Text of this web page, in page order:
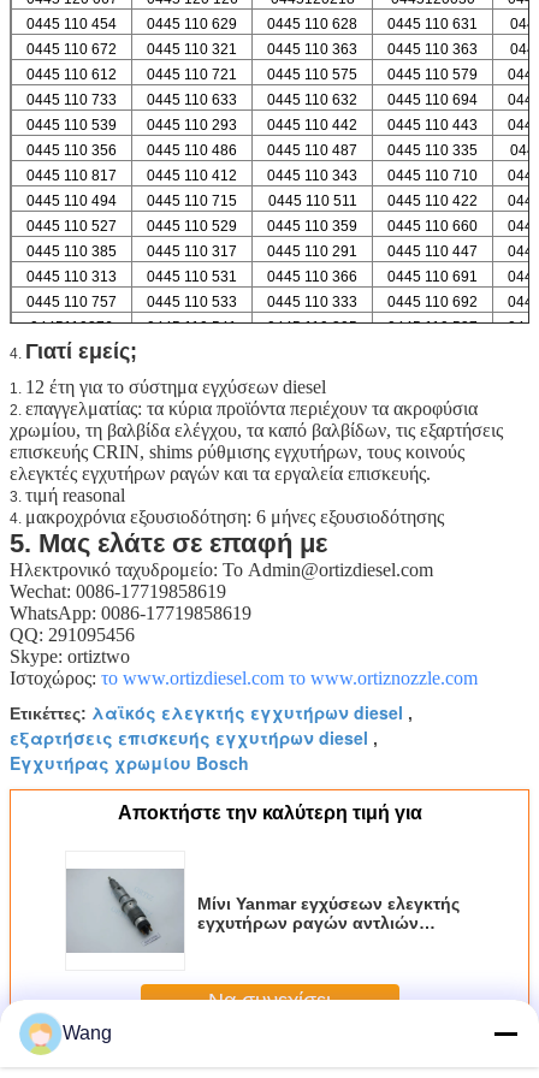
0445 110 454
0445 110 629 0445 110 628 0445 110 631
0445 110 672
0445 110 321 0445 110 363 0445 110 363
0445 110 612
0445 110 721 0445 110 575 0445 110 579
0445 110 733
0445 110 633 0445 110 632 0445 110 694
0445 110 539
0445 110 293 0445 110 442 0445 110 443
0445 110 356
0445 110 486 0445 110 487 0445 110 335
0445 110 817
0445 110 412 0445 110 343 0445 110 710
0445 110 494
0445 110 715 0445 110 511 0445 110 422
0445 110 527
0445 110 529 0445 110 359 0445 110 660
0445 110 385
0445 110 317 0445 110 291 0445 110 447
0445 110 313
0445 110 531 0445 110 366 0445 110 691
0445 110 757
0445 110 533 0445 110 333 0445 110 692
0445110376
0445 110 541 0445 110 305 0445 110 537
4. Γιατί εμείς;
1. 12 έτη για το σύστημα εγχύσεων diesel
2. επαγγελματίας: τα κύρια προϊόντα περιέχουν τα ακροφύσια
χρωμίου, τη βαλβίδα ελέγχου, τα καπό βαλβίδων, τις εξαρτήσεις
επισκευής CRIN, shims ρύθμισης εγχυτήρων, τους κοινούς
ελεγκτές εγχυτήρων ραγών και τα εργαλεία επισκευής.
3. τιμή reasonal
4. μακροχρόνια εξουσιοδότηση: 6 μήνες εξουσιοδότησης
5. Μας ελάτε σε επαφή με
Ηλεκτρονικό ταχυδρομείο: Το Admin@ortizdiesel.com
Wechat: 0086-17719858619
WhatsApp: 0086-17719858619
QQ: 291095456
Skype: ortiztwo
Ιστοχώρος: το www.ortizdiesel.com το www.ortiznozzle.com
Ετικέττες: λαϊκός ελεγκτής εγχυτήρων diesel ,
εξαρτήσεις επισκευής εγχυτήρων diesel ,
Εγχυτήρας χρωμίου Bosch
Αποκτήστε την καλύτερη τιμή για
Μίνι Yanmar εγχύσεων ελεγκτής
εγχυτήρων ραγών αντλιών
Να συνεχίσει
ΠερισσότεροιΚοινός εγχυτήρας ραγών Bosch
Wang